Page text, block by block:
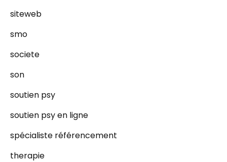
siteweb
smo
societe
son
soutien psy
soutien psy en ligne
spécialiste référencement
therapie